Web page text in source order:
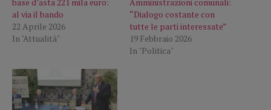
al via il bando
22 Aprile 2026
In "Attualità"
“Dialogo costante con
tutte le parti interessate”
19 Febbraio 2026
In "Politica"